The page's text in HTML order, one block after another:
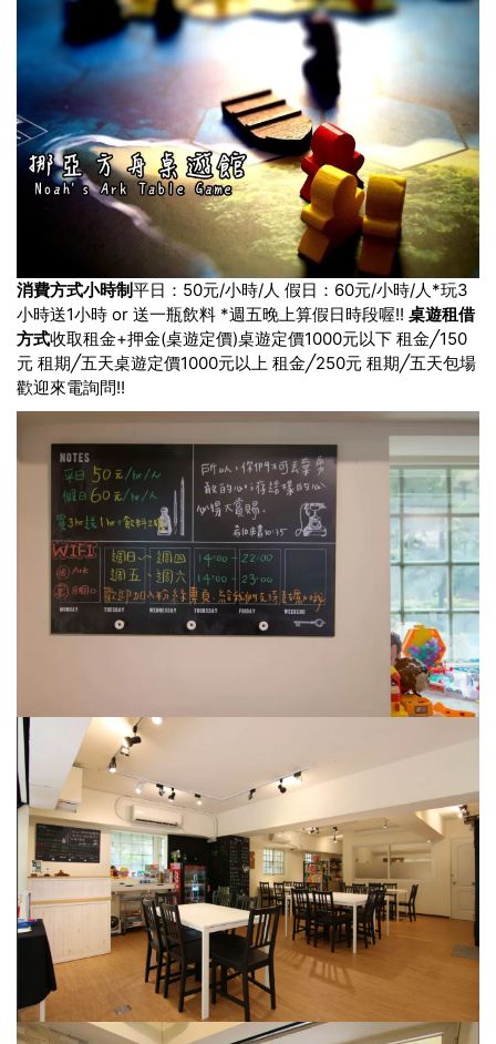
消費方式小時制平日：50元/小時/人 假日：60元/小時/人*玩3
小時送1小時 or 送一瓶飲料 *週五晚上算假日時段喔!! 桌遊租借
方式收取租金+押金(桌遊定價)桌遊定價1000元以下 租金╱150
元 租期╱五天桌遊定價1000元以上 租金╱250元 租期╱五天包場
歡迎來電詢問!!